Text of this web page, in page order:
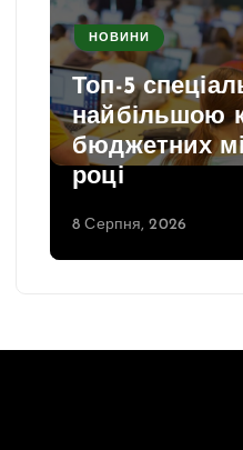
НОВИНИ
Топ-5
найбільшою
бюджетних
році
8 Серпня, 2026